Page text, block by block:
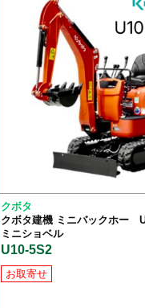
クボタ
クボタ建機 ミニバックホー U10-
ミニショベル
U10-5S2
お取寄せ